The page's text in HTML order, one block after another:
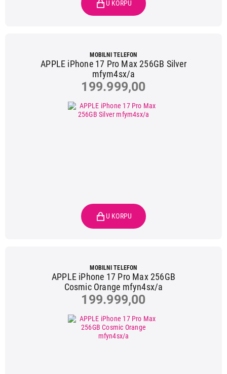
MOBILNI TELEFON
APPLE iPhone 17 Pro Max 256GB Silver
mfym4sx/a
199.999,00
MOBILNI TELEFON
APPLE iPhone 17 Pro Max 256GB
Cosmic Orange mfyn4sx/a
199.999,00